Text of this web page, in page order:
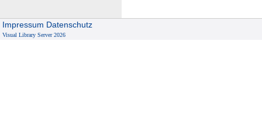
Impressum Datenschutz
Visual Library Server 2026